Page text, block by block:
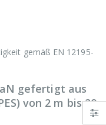
gemäß EN 12195-
gefertigt aus
von 2 m bis 20